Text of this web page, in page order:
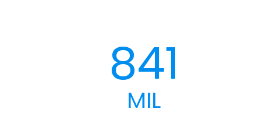
841
MIL